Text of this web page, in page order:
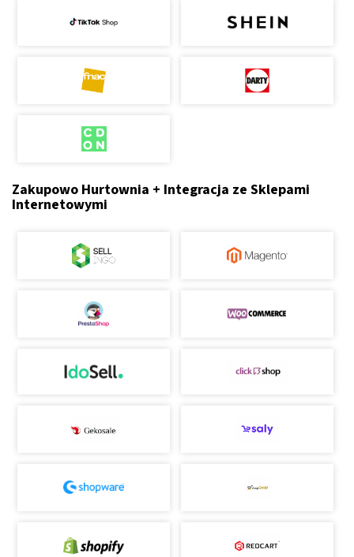
Zakupowo Hurtownia + Integracja ze Sklepami
Internetowymi